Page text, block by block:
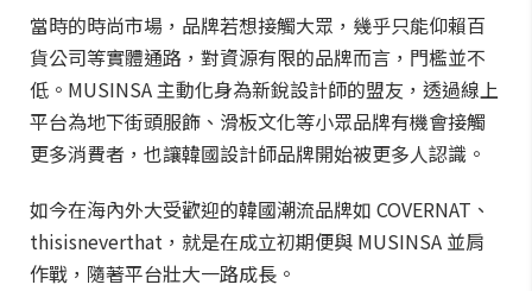
當時的時尚市場，品牌若想接觸大眾，幾乎只能仰賴百
貨公司等實體通路，對資源有限的品牌而言，門檻並不
低。MUSINSA 主動化身為新銳設計師的盟友，透過線上
平台為地下街頭服飾、滑板文化等小眾品牌有機會接觸
更多消費者，也讓韓國設計師品牌開始被更多人認識。
如今在海內外大受歡迎的韓國潮流品牌如 COVERNAT、
thisisneverthat，就是在成立初期便與 MUSINSA 並肩
作戰，隨著平台壯大一路成長。